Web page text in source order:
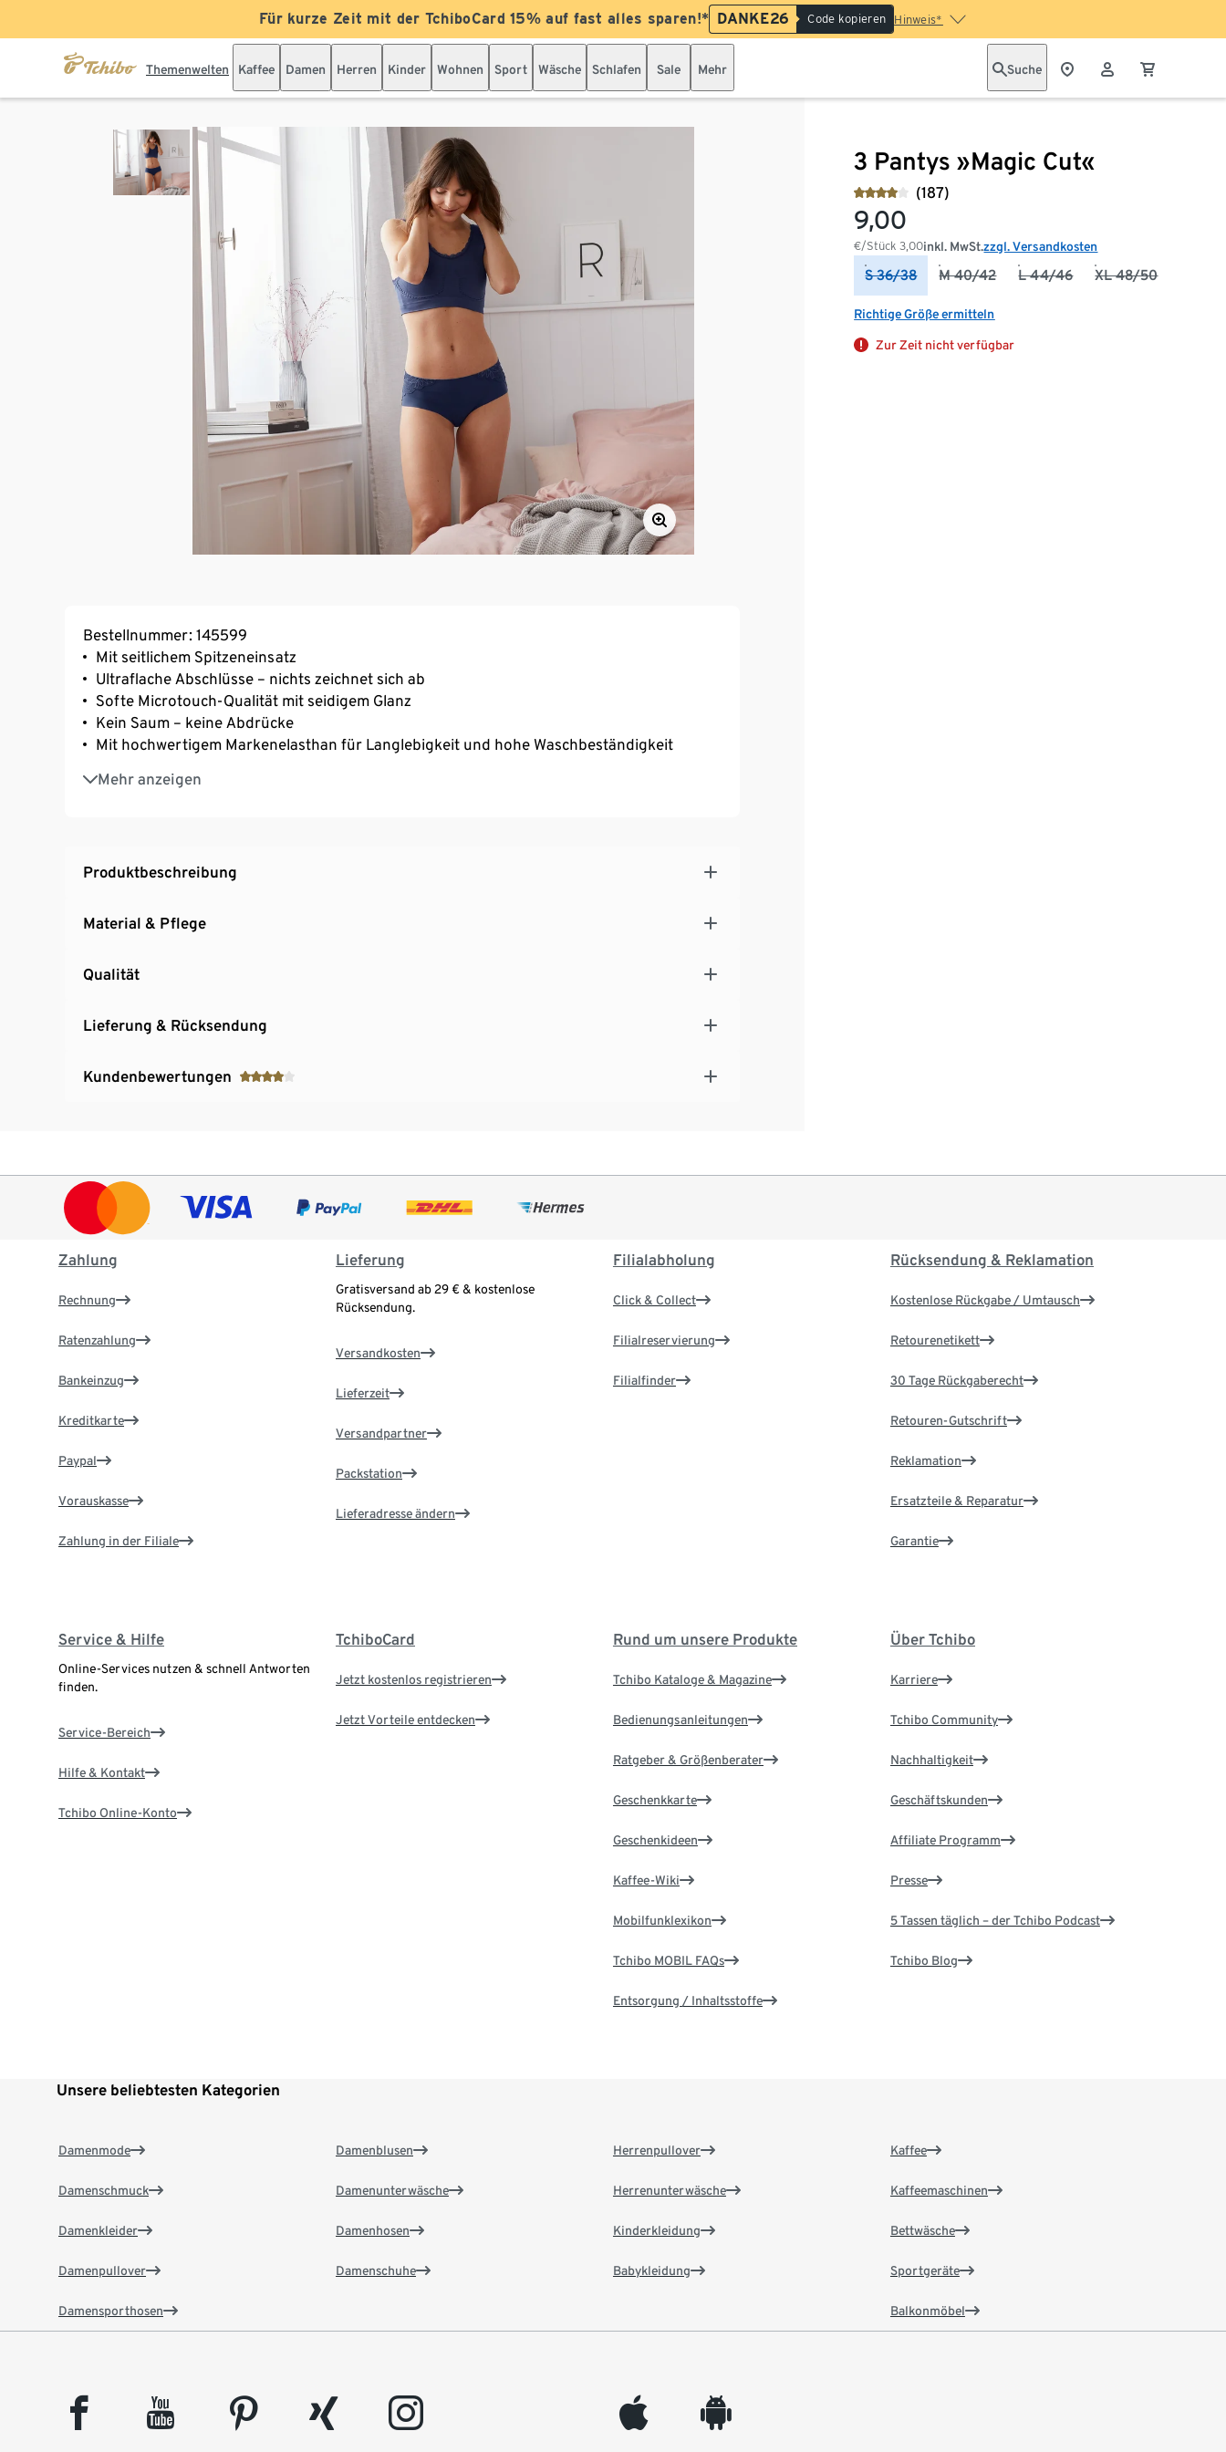
Für kurze Zeit mit der TchiboCard 15% auf fast alles sparen!* DANKE26 Code kopieren Hinweis*
Themenwelten Kaffee Damen Herren Kinder Wohnen Sport Wäsche Schlafen Sale Mehr Suche
3 Pantys »Magic Cut«
(187)
9,00
€/Stück3,00inkl. MwSt.zzgl. Versandkosten
S 36/38 M 40/42 L 44/46 XL 48/50
Richtige Größe ermitteln
Zur Zeit nicht verfügbar
Bestellnummer: 145599
Mit seitlichem Spitzeneinsatz
Ultraflache Abschlüsse – nichts zeichnet sich ab
Softe Microtouch-Qualität mit seidigem Glanz
Kein Saum – keine Abdrücke
Mit hochwertigem Markenelasthan für Langlebigkeit und hohe Waschbeständigkeit
Mehr anzeigen
Mit Baumwollzwickel
Produktbeschreibung
Material & Pflege
Qualität
Lieferung & Rücksendung
Kundenbewertungen
Zahlung
Rechnung
Ratenzahlung
Bankeinzug
Kreditkarte
Paypal
Vorauskasse
Zahlung in der Filiale
Lieferung
Gratisversand ab 29 € & kostenlose
Rücksendung.
Versandkosten
Lieferzeit
Versandpartner
Packstation
Lieferadresse ändern
Filialabholung
Click & Collect
Filialreservierung
Filialfinder
Rücksendung & Reklamation
Kostenlose Rückgabe / Umtausch
Retourenetikett
30 Tage Rückgaberecht
Retouren-Gutschrift
Reklamation
Ersatzteile & Reparatur
Garantie
Service & Hilfe
Online-Services nutzen & schnell Antworten
finden.
Service-Bereich
Hilfe & Kontakt
Tchibo Online-Konto
TchiboCard
Jetzt kostenlos registrieren
Jetzt Vorteile entdecken
Rund um unsere Produkte
Tchibo Kataloge & Magazine
Bedienungsanleitungen
Ratgeber & Größenberater
Geschenkkarte
Geschenkideen
Kaffee-Wiki
Mobilfunklexikon
Tchibo MOBIL FAQs
Entsorgung / Inhaltsstoffe
Über Tchibo
Karriere
Tchibo Community
Nachhaltigkeit
Geschäftskunden
Affiliate Programm
Presse
5 Tassen täglich – der Tchibo Podcast
Tchibo Blog
Unsere beliebtesten Kategorien
Damenmode
Damenschmuck
Damenkleider
Damenpullover
Damensporthosen
Damenblusen
Damenunterwäsche
Damenhosen
Damenschuhe
Herrenpullover
Herrenunterwäsche
Kinderkleidung
Babykleidung
Kaffee
Kaffeemaschinen
Bettwäsche
Sportgeräte
Balkonmöbel
facebook youtube pinterest xing instagram appleinc android